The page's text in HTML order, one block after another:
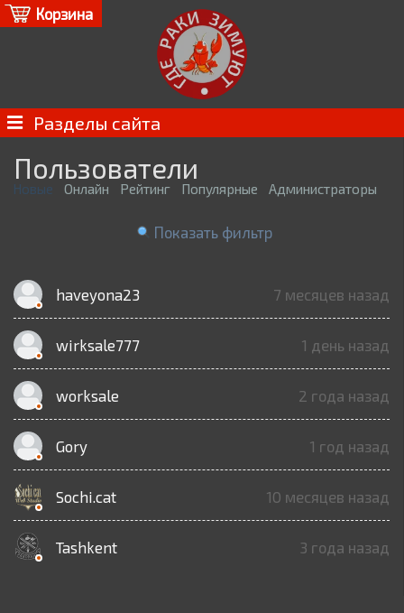
Корзина
Разделы сайта
Пользователи
Новые Онлайн Рейтинг Популярные Администраторы
Показать фильтр
haveyona23 7 месяцев назад
wirksale777 1 день назад
worksale 2 года назад
Gory 1 год назад
Sochi.cat 10 месяцев назад
Tashkent 3 года назад